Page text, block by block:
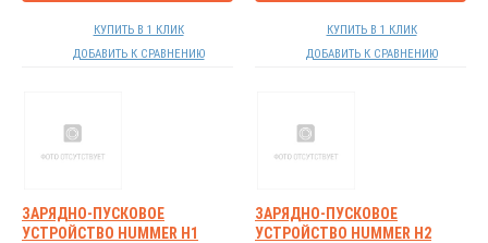
КУПИТЬ В 1 КЛИК
ДОБАВИТЬ К СРАВНЕНИЮ
КУПИТЬ В 1 КЛИК
ДОБАВИТЬ К СРАВНЕНИЮ
ЗАРЯДНО-ПУСКОВОЕ
УСТРОЙСТВО HUMMER H1
ЗАРЯДНО-ПУСКОВОЕ
УСТРОЙСТВО HUMMER H2